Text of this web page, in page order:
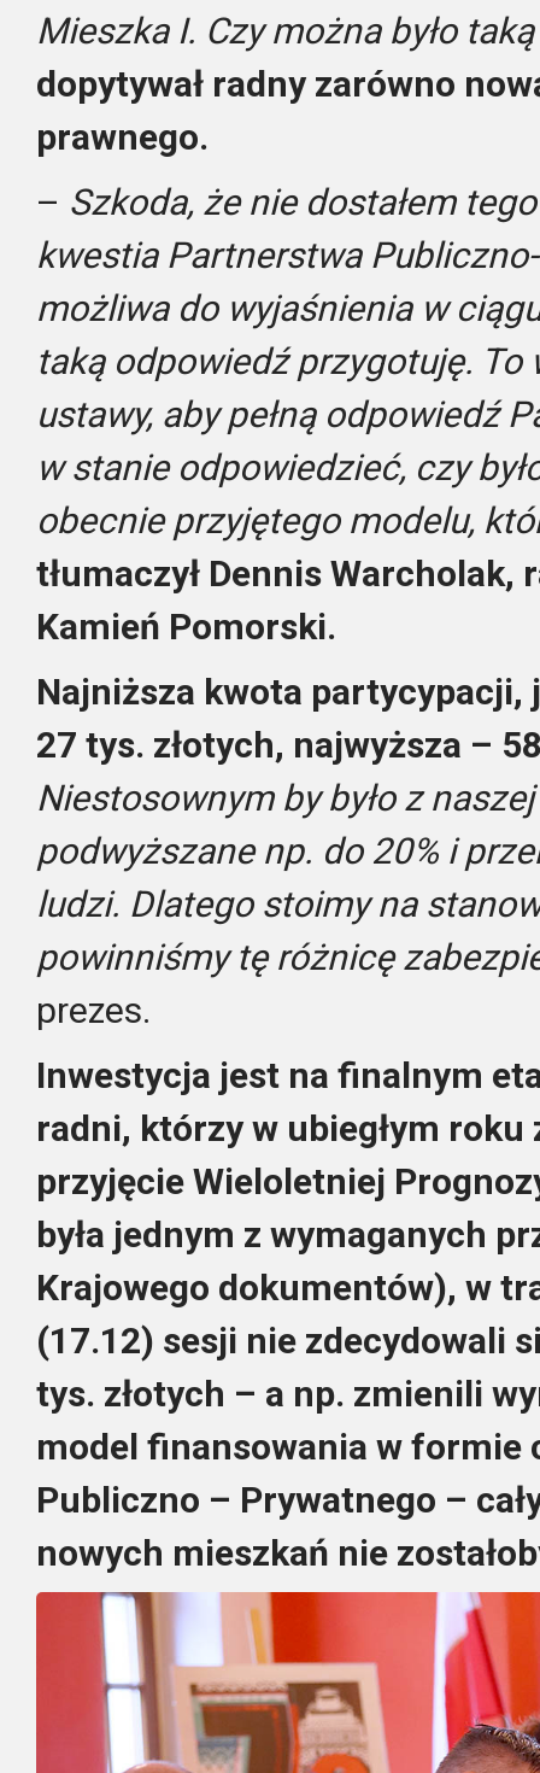
Mieszka I. Czy można było
dopytywał radny zarówno
prawnego.
– Szkoda, że nie dostałem
kwestia Partnerstwa
możliwa do wyjaśnienia w
taką odpowiedź przygotuję. To
ustawy, aby pełną odpowiedź
w stanie odpowiedzieć, czy
obecnie przyjętego modelu,
tłumaczył Dennis Warcholak,
Kamień Pomorski.
Najniższa kwota partycypacji,
27 tys. złotych, najwyższa –
Niestosownym by było z
podwyższane np. do 20% i
ludzi. Dlatego stoimy na
powinniśmy tę różnicę
prezes.
Inwestycja jest na finalnym
radni, którzy w ubiegłym roku
przyjęcie Wieloletniej
była jednym z wymaganych
Krajowego dokumentów), w
(17.12) sesji nie zdecydowali
tys. złotych – a np. zmienili
model finansowania w formie
Publiczno – Prywatnego –
nowych mieszkań nie